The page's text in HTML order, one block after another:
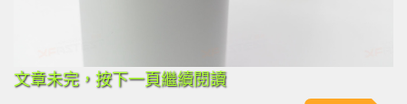
文章未完，按下一頁繼續閱讀